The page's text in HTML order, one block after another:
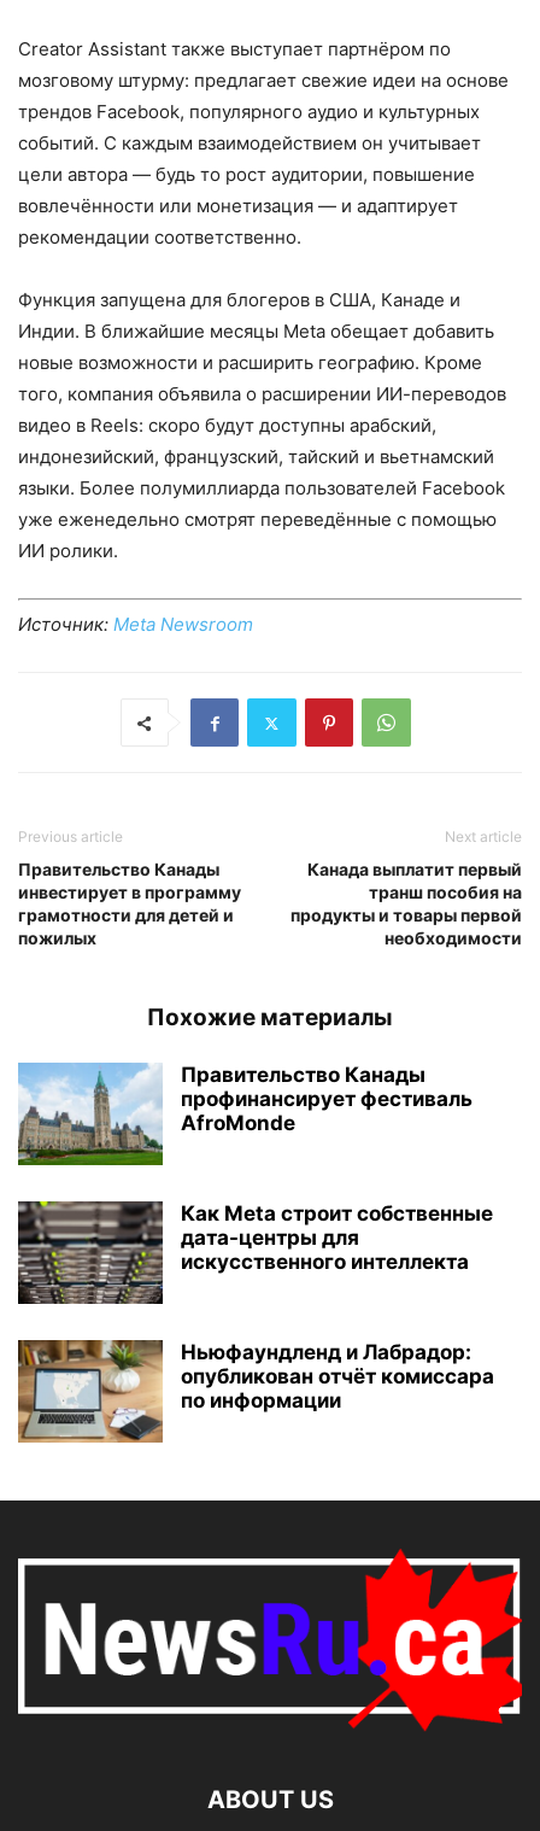
Creator Assistant также выступает партнёром по
мозговому штурму: предлагает свежие идеи на основе
трендов Facebook, популярного аудио и культурных
событий. С каждым взаимодействием он учитывает
цели автора — будь то рост аудитории, повышение
вовлечённости или монетизация — и адаптирует
рекомендации соответственно.
Функция запущена для блогеров в США, Канаде и
Индии. В ближайшие месяцы Meta обещает добавить
новые возможности и расширить географию. Кроме
того, компания объявила о расширении ИИ-переводов
видео в Reels: скоро будут доступны арабский,
индонезийский, французский, тайский и вьетнамский
языки. Более полумиллиарда пользователей Facebook
уже еженедельно смотрят переведённые с помощью
ИИ ролики.
Источник: Meta Newsroom
Previous article
Правительство Канады
инвестирует в программу
грамотности для детей и
пожилых
Next article
Канада выплатит первый
транш пособия на
продукты и товары первой
необходимости
Похожие материалы
Правительство Канады
профинансирует фестиваль
AfroMonde
Как Meta строит собственные
дата-центры для
искусственного интеллекта
Ньюфаундленд и Лабрадор:
опубликован отчёт комиссара
по информации
ABOUT US